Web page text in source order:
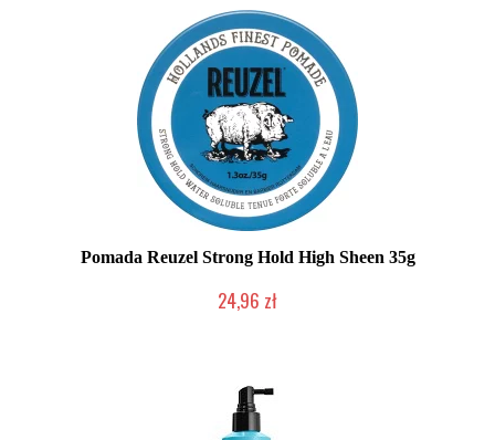
Pomada Reuzel Strong Hold High Sheen 35g
24,96 zł